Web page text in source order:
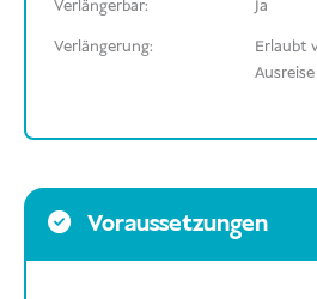
Verlängerbar:
Ja
Verlängerung:
Erlaubt
Ausreise
Voraussetzungen